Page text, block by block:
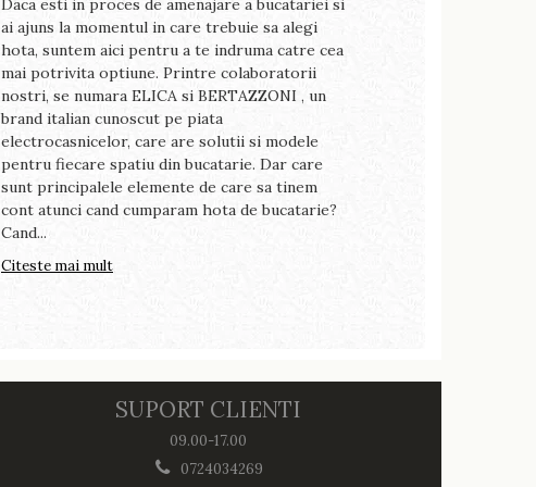
Daca esti in proces de amenajare a bucatariei si
ai ajuns la momentul in care trebuie sa alegi
hota, suntem aici pentru a te indruma catre cea
mai potrivita optiune. Printre colaboratorii
nostri, se numara ELICA si BERTAZZONI , un
brand italian cunoscut pe piata
electrocasnicelor, care are solutii si modele
pentru fiecare spatiu din bucatarie. Dar care
sunt principalele elemente de care sa tinem
cont atunci cand cumparam hota de bucatarie?
Cand...
Citeste mai mult
SUPORT CLIENTI
09.00-17.00
0724034269